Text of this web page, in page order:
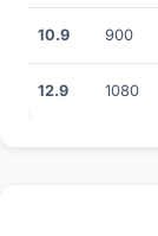
10.9 900
12.9 1080